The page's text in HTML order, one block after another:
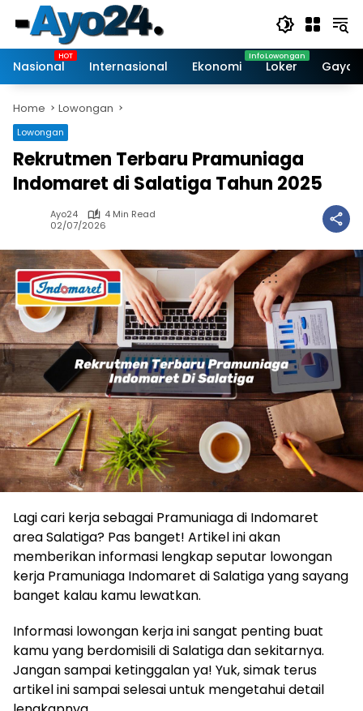
content
Nasional
Internasional Ekonomi Loker Gaya
Home Lowongan
Lowongan
Rekrutmen Terbaru Pramuniaga
Indomaret di Salatiga Tahun 2025
Ayo24
4 Min Read
02/07/2026
Lagi cari kerja sebagai Pramuniaga di Indomaret
area Salatiga? Pas banget! Artikel ini akan
memberikan informasi lengkap seputar lowongan
kerja Pramuniaga Indomaret di Salatiga yang sayang
banget kalau kamu lewatkan.
Informasi lowongan kerja ini sangat penting buat
kamu yang berdomisili di Salatiga dan sekitarnya.
Jangan sampai ketinggalan ya! Yuk, simak terus
artikel ini sampai selesai untuk mengetahui detail